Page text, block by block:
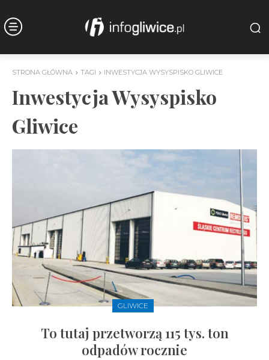
STRONA GŁÓWNA TAGI INWESTYCJA WYSYSPISKO GLIWICE
Inwestycja Wysyspisko
Gliwice
GLIWICE
To tutaj przetworzą 115 tys. ton
odpadów rocznie